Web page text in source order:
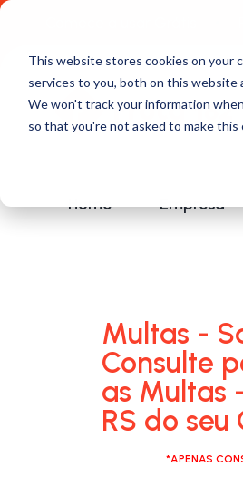
This website stores cookies on your
services to you, both on this website
We won't track your information
so that you're not asked to make this
Home Empresa
Multas -
Consulte
as Multas
RS do seu
*APENAS